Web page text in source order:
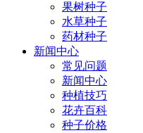
果树种子
水草种子
药材种子
新闻中心
常见问题
新闻中心
种植技巧
花卉百科
种子价格